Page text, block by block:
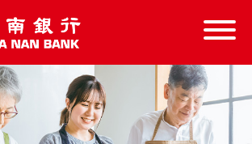
信託服務
信託學堂